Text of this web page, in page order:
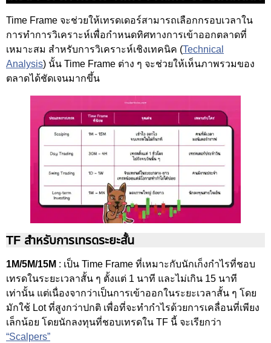
Time Frame จะช่วยให้เทรดเดอร์สามารถเลือกกรอบเวลาใน
การทำการวิเคราะห์เพื่อกำหนดทิศทางการเข้าออกตลาดที่
เหมาะสม สำหรับการวิเคราะห์เชิงเทคนิค (Technical
Analysis) นั้น Time Frame ต่าง ๆ จะช่วยให้เห็นภาพรวมของ
ตลาดได้ชัดเจนมากขึ้น
TF สำหรับการเทรดระยะสั้น
1M/5M/15M : เป็น Time Frame ที่เหมาะกับนักเก็งกำไรที่ชอบ
เทรดในระยะเวลาสั้น ๆ ตั้งแต่ 1 นาที และไม่เกิน 15 นาที
เท่านั้น แต่เนื่องจากว่าเป็นการเข้าออกในระยะเวลาสั้น ๆ โดย
มักใช้ Lot ที่สูงกว่าปกติ เพื่อที่จะทำกำไรด้วยการเคลื่อนที่เพียง
เล็กน้อย โดยนักลงทุนที่ชอบเทรดใน TF นี้ จะเรียกว่า
“Scalpers”